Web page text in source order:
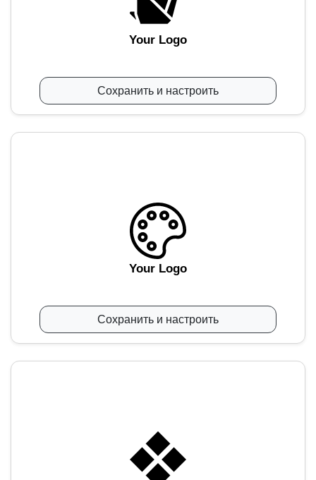
Your Logo
Сохранить и настроить
Your Logo
Сохранить и настроить